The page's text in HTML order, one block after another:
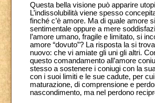
Questa bella visione può apparire
L’indissolubilità viene spesso
finché c’è amore. Ma di quale amore
sentimentale oppure a mere
l’amore umano, fragile e limitato, si
amore “dovuto”? La risposta la si
nuovo: che vi amiate gli uni gli altri.
questo comandamento all’amore
stesso a sostenere i coniugi con la
con i suoi limiti e le sue cadute, per
maturazione, di comprensione e
nascondimento, ma nel perdono